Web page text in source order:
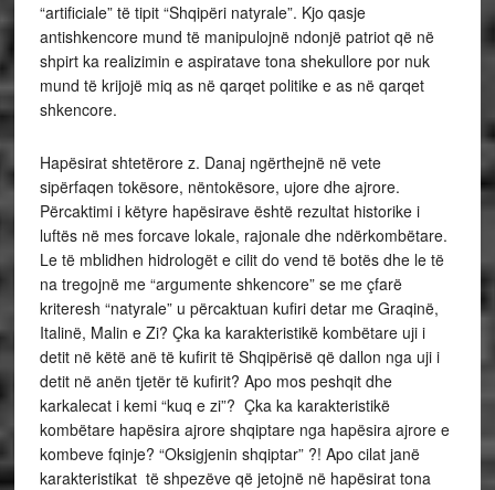
“artificiale” të tipit “Shqipëri natyrale”. Kjo qasje
antishkencore mund të manipulojnë ndonjë patriot që në
shpirt ka realizimin e aspiratave tona shekullore por nuk
mund të krijojë miq as në qarqet politike e as në qarqet
shkencore.
Hapësirat shtetërore z. Danaj ngërthejnë në vete
sipërfaqen tokësore, nëntokësore, ujore dhe ajrore.
Përcaktimi i këtyre hapësirave është rezultat historike i
luftës në mes forcave lokale, rajonale dhe ndërkombëtare.
Le të mblidhen hidrologët e cilit do vend të botës dhe le të
na tregojnë me “argumente shkencore” se me çfarë
kriteresh “natyrale” u përcaktuan kufiri detar me Graqinë,
Italinë, Malin e Zi? Çka ka karakteristikë kombëtare uji i
detit në këtë anë të kufirit të Shqipërisë që dallon nga uji i
detit në anën tjetër të kufirit? Apo mos peshqit dhe
karkalecat i kemi “kuq e zi”? Çka ka karakteristikë
kombëtare hapësira ajrore shqiptare nga hapësira ajrore e
kombeve fqinje? “Oksigjenin shqiptar” ?! Apo cilat janë
karakteristikat të shpezëve që jetojnë në hapësirat tona